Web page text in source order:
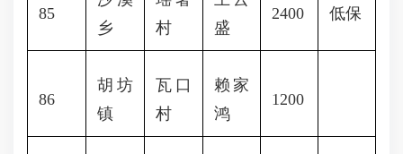
85
乡
村
盛
2400 低保
86
胡坊
镇
瓦口
村
赖家
鸿
1200